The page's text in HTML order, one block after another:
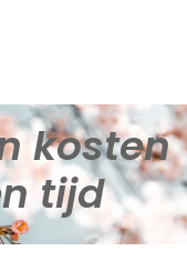
kosten
tijd